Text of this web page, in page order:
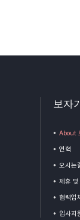
보자
About
연혁
오시는
제휴
협력업
입사지